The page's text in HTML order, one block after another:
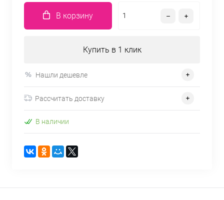
В корзину
Купить в 1 клик
Нашли дешевле
Рассчитать доставку
В наличии